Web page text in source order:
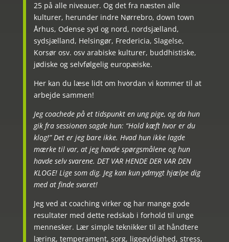
25 på alle niveauer. Og det fra næsten alle
kulturer, herunder indre Nørrebro, down town
Århus, Odense syd og nord, nordsjælland,
sydsjælland, Helsingør, Fredericia, Slagelse,
Korsør osv. osv arabiske kulturer, buddhistiske,
jødiske og selvfølgelig europæiske.
Her kan du læse lidt om hvordan vi kommer til at
arbejde sammen!
Jeg coachede på et tidspunkt en ung pige, og da hun
gik fra sessionen sagde hun: “Hold kæft hvor er du
klog!” Det er jeg bare ikke. Hvad hun ikke lagde
mærke til var, at jeg havde spørgsmålene og hun
havde selv svarene. DET VAR HENDE DER VAR DEN
KLOGE! Lige som dig. Jeg kan kun ydmygt hjælpe dig
med at finde svaret!
Jeg ved at coaching virker og har mange gode
resultater med dette redskab i forhold til unge
mennesker. Lær simple teknikker til at håndtere
læring, temperament, sorg, ligegyldighed, stress,